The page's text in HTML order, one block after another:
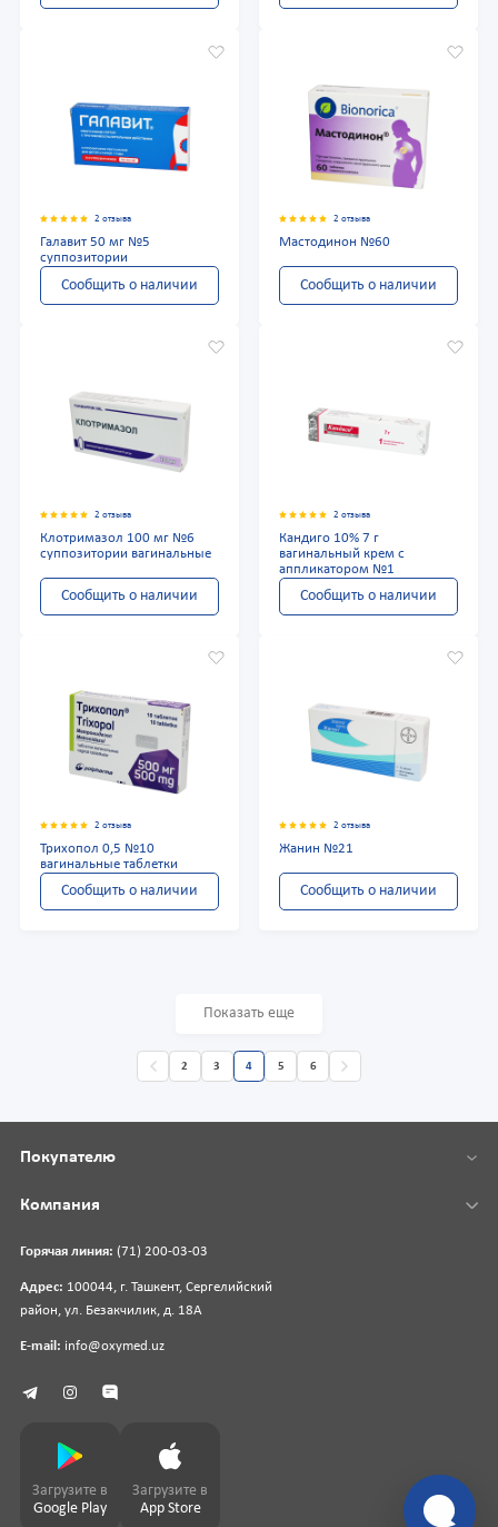
2 отзыва
Галавит 50 мг №5
суппозитории
Сообщить о наличии
2 отзыва
Мастодинон №60
Сообщить о наличии
2 отзыва
Клотримазол 100 мг №6
суппозитории вагинальные
Сообщить о наличии
2 отзыва
Кандиго 10% 7 г
вагинальный крем с
аппликатором №1
Сообщить о наличии
2 отзыва
Трихопол 0,5 №10
вагинальные таблетки
Сообщить о наличии
2 отзыва
Жанин №21
Сообщить о наличии
Показать еще
2 3 4 5 6
Горячая линия: (71) 200-03-03
Адрес: 100044, г. Ташкент, Сергелийский
район, ул. Безакчилик, д. 18А
E-mail: info@oxymed.uz
Покупателю
Компания
Загрузите в
Google Play
Загрузите в
App Store